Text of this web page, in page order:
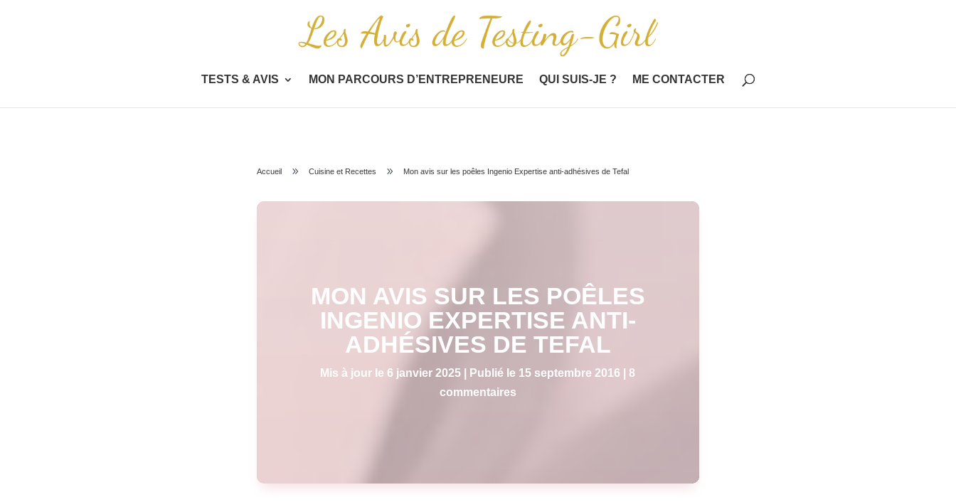
TESTS & AVIS MON PARCOURS D’ENTREPRENEURE QUI SUIS-JE ? ME CONTACTER
Accueil 9 Cuisine et Recettes 9 Mon avis sur les poêles Ingenio Expertise anti-adhésives de Tefal
MON AVIS SUR LES POÊLES
INGENIO EXPERTISE ANTI-
ADHÉSIVES DE TEFAL
Mis à jour le 6 janvier 2025 | Publié le 15 septembre 2016 |8
commentaires